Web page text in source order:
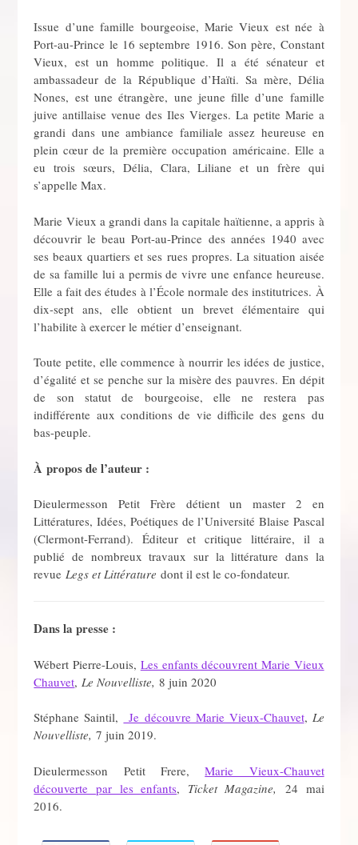
Issue d’une famille bourgeoise, Marie Vieux est née à
Port-au-Prince le 16 septembre 1916. Son père, Constant
Vieux, est un homme politique. Il a été sénateur et
ambassadeur de la République d’Haïti. Sa mère, Délia
Nones, est une étrangère, une jeune fille d’une famille
juive antillaise venue des Iles Vierges. La petite Marie a
grandi dans une ambiance familiale assez heureuse en
plein cœur de la première occupation américaine. Elle a
eu trois sœurs, Délia, Clara, Liliane et un frère qui
s’appelle Max.
Marie Vieux a grandi dans la capitale haïtienne, a appris à
découvrir le beau Port-au-Prince des années 1940 avec
ses beaux quartiers et ses rues propres. La situation aisée
de sa famille lui a permis de vivre une enfance heureuse.
Elle a fait des études à l’École normale des institutrices. À
dix-sept ans, elle obtient un brevet élémentaire qui
l’habilite à exercer le métier d’enseignant.
Toute petite, elle commence à nourrir les idées de justice,
d’égalité et se penche sur la misère des pauvres. En dépit
de son statut de bourgeoise, elle ne restera pas
indifférente aux conditions de vie difficile des gens du
bas-peuple.
Àpropos de l’auteur :
Dieulermesson Petit Frère détient un master 2 en
Littératures, Idées, Poétiques de l’Université Blaise Pascal
(Clermont-Ferrand). Éditeur et critique littéraire, il a
publié de nombreux travaux sur la littérature dans la
revueLegs et Littérature dont il est le co-fondateur.
Dans la presse :
Wébert Pierre-Louis, Les enfants découvrent Marie Vieux
Chauvet, Le Nouvelliste, 8 juin 2020
Stéphane Saintil, Je découvre Marie Vieux-Chauvet, Le
Nouvelliste,7 juin 2019.
Dieulermesson Petit Frere,Marie Vieux-Chauvet
découverte par les enfants, Ticket Magazine,24 mai
2016.